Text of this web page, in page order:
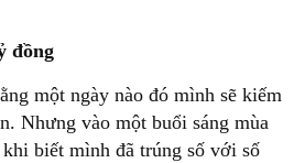
đồng
một ngày nào đó mình sẽ kiếm
Nhưng vào một buổi sáng mùa
biết mình đã trúng số với số